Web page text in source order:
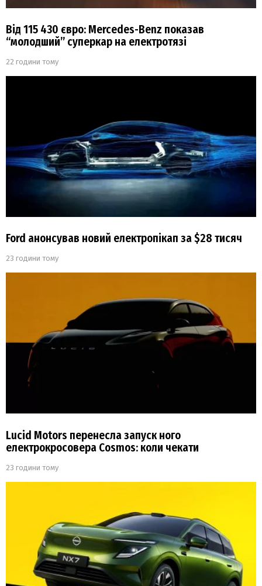
Від 115 430 євро: Mercedes-Benz показав
“молодший” суперкар на електротязі
22 години тому
Ford анонсував новий електропікап за $28 тисяч
23 години тому
Lucid Motors перенесла запуск ного
електрокросовера Cosmos: коли чекати
23 години тому